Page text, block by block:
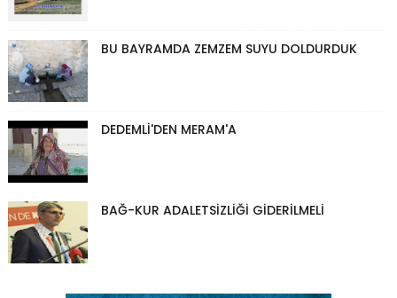
BU BAYRAMDA ZEMZEM SUYU DOLDURDUK
DEDEMLİ'DEN MERAM'A
BAĞ-KUR ADALETSİZLİĞİ GİDERİLMELİ